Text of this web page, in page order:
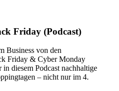
Friday (Podcast)
Business von den
Friday & Cyber Monday
diesem Podcast nachhaltige
– nicht nur im 4.